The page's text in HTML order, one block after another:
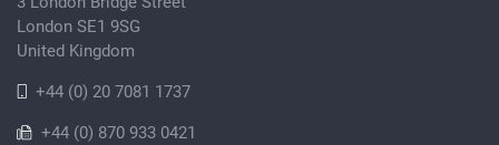
London SE1 9SG
United Kingdom
+44 (0) 20 7081 1737
+44 (0) 870 933 0421